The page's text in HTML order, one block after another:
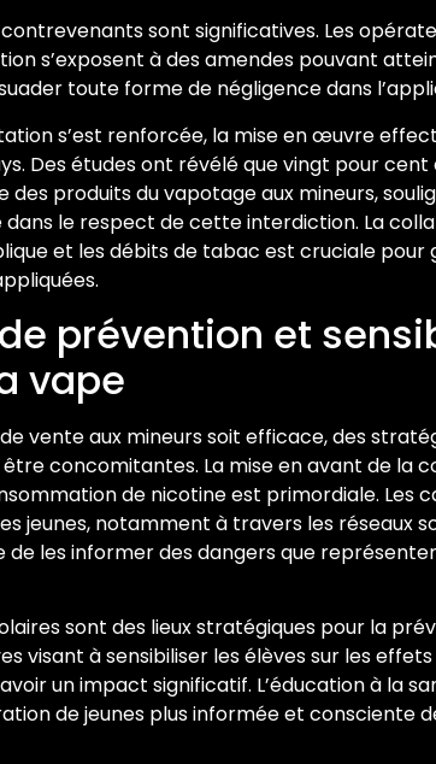
sont significatives. Les
s’exposent à des amendes pouvant
toute forme de négligence dans
s’est renforcée, la mise en œuvre
Des études ont révélé que vingt pour cent
produits du vapotage aux mineurs,
le respect de cette interdiction. La
et les débits de tabac est cruciale pour
prévention et
vape
vente aux mineurs soit efficace, des
concomitantes. La mise en avant de la
de nicotine est primordiale. Les
jeunes, notamment à travers les réseaux
les informer des dangers que
sont des lieux stratégiques pour la
visant à sensibiliser les élèves sur les
un impact significatif. L’éducation à la
de jeunes plus informée et consciente